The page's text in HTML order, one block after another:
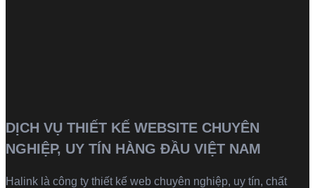
DỊCH VỤ THIẾT KẾ WEBSITE CHUYÊN
NGHIỆP, UY TÍN HÀNG ĐẦU VIỆT NAM
Halink là công ty thiết kế web chuyên nghiệp, uy tín, chất